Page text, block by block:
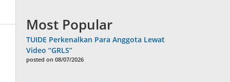
Most Popular
TUIDE Perkenalkan Para Anggota Lewat
Video “GRLS”
posted on 08/07/2026